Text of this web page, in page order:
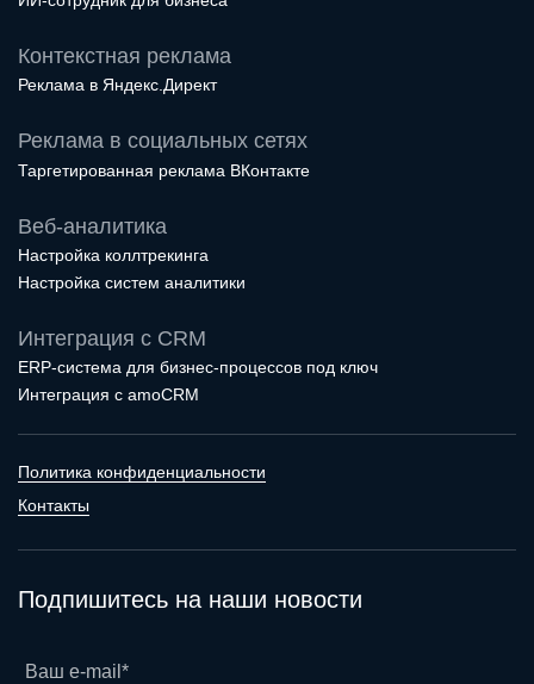
Контекстная реклама
Реклама в Яндекс.Директ
Реклама в социальных сетях
Таргетированная реклама ВКонтакте
Веб-аналитика
Настройка коллтрекинга
Настройка систем аналитики
Интеграция с CRM
ERP-система для бизнес-процессов под ключ
Интеграция с amoCRM
Политика конфиденциальности
Контакты
Подпишитесь на наши новости
Ваш e-mail*